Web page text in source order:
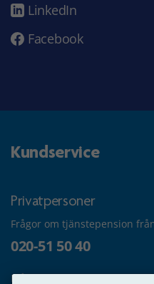
LinkedIn
Facebook
Kundservice
Privatpersoner
Frågor om tjänstepension
020-51 50 40
Frågor om utbetalning